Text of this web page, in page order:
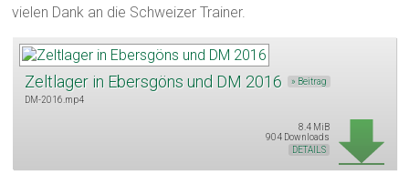
vielen Dank an die Schweizer Trainer.
Zeltlager in Ebersgöns und DM 2016
» Beitrag
DM-2016.mp4
8.4 MiB
904 Downloads
DETAILS